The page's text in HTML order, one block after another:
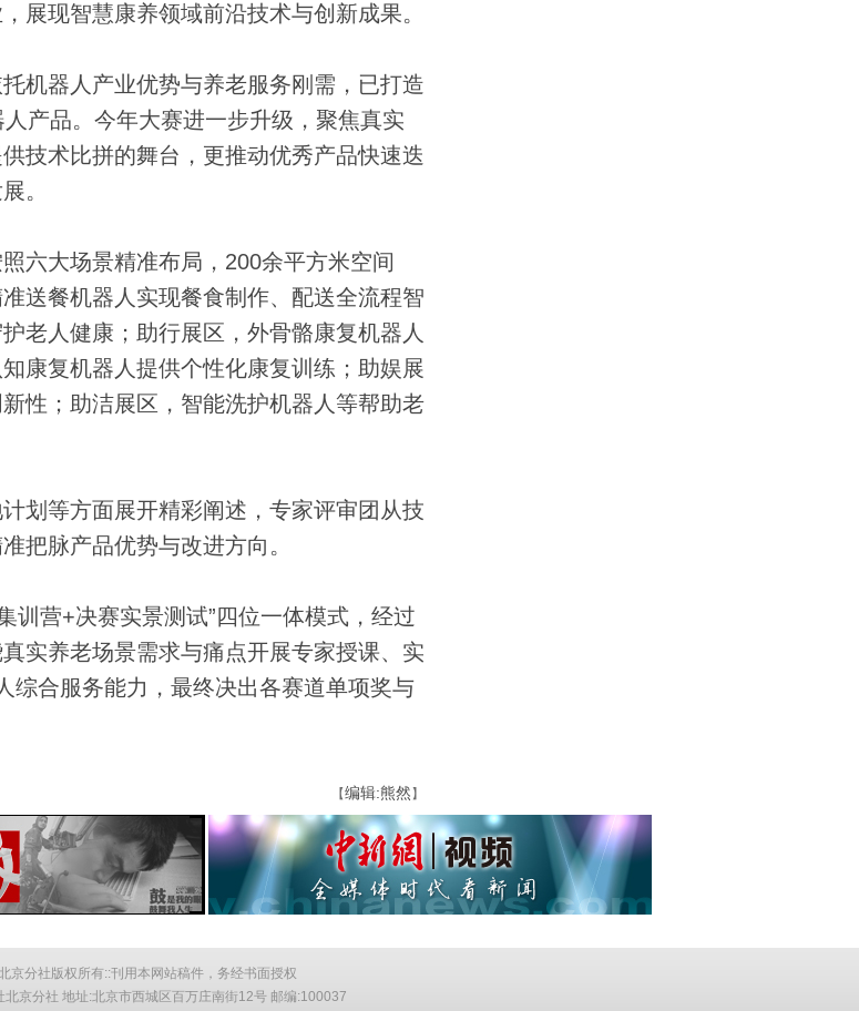
展现智慧康养领域前沿技术与创新成果。
器人产业优势与养老服务刚需，已打造
产品。今年大赛进一步升级，聚焦真实
技术比拼的舞台，更推动优秀产品快速迭
。
大场景精准布局，200余平方米空间
送餐机器人实现餐食制作、配送全流程智
老人健康；助行展区，外骨骼康复机器人
康复机器人提供个性化康复训练；助娱展
性；助洁展区，智能洗护机器人等帮助老
等方面展开精彩阐述，专家评审团从技
把脉产品优势与改进方向。
营+决赛实景测试”四位一体模式，经过
实养老场景需求与痛点开展专家授课、实
综合服务能力，最终决出各赛道单项奖与
【编辑:熊然 】
京分社版权所有::刊用本网站稿件，务经书面授权
北京分社 地址:北京市西城区百万庄南街12号 邮编:100037